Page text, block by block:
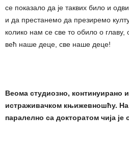
се показало да је таквих било и
и да престанемо да презиремо
колико нам се све то обило о
већ наше деце, све наше деце!
Веома студиозно, континуирано
истраживачком књижевношћу. На
паралелно са докторатом чија